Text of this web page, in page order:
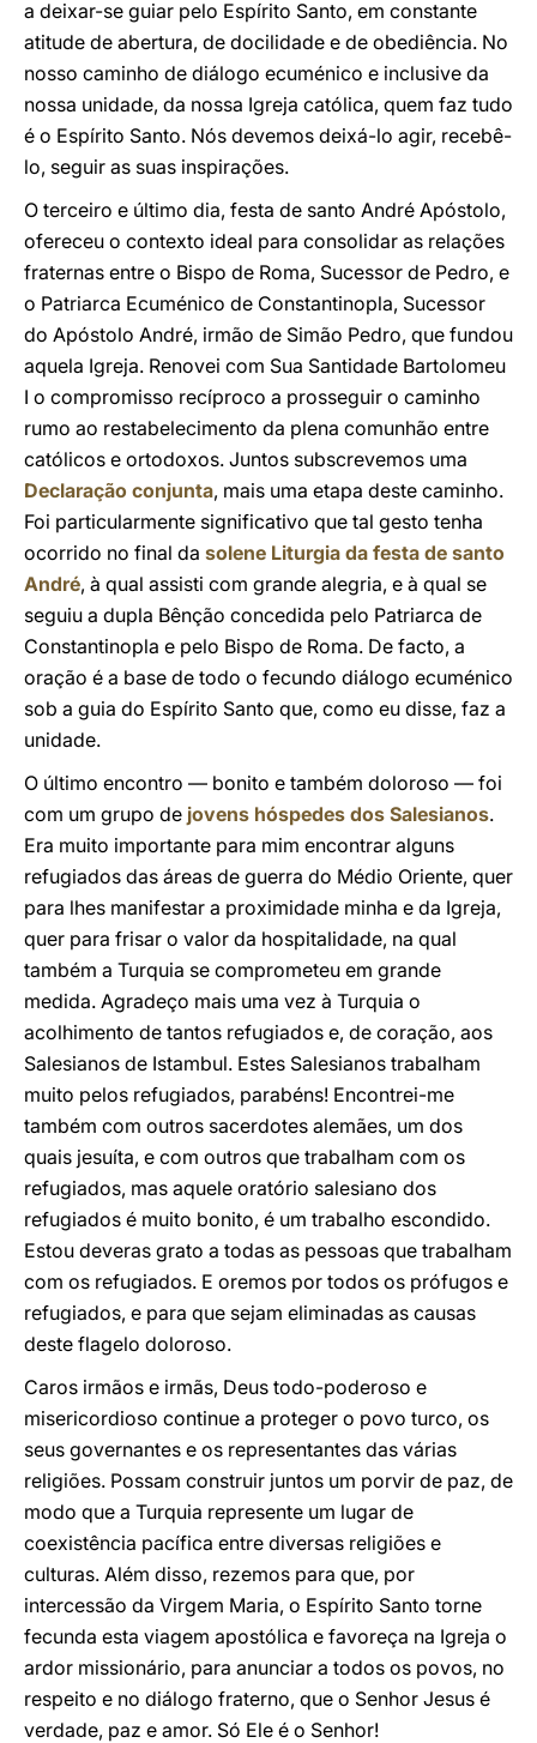
a deixar-se guiar pelo Espírito Santo, em constante
atitude de abertura, de docilidade e de obediência. No
nosso caminho de diálogo ecuménico e inclusive da
nossa unidade, da nossa Igreja católica, quem faz tudo
é o Espírito Santo. Nós devemos deixá-lo agir, recebê-
lo, seguir as suas inspirações.
O terceiro e último dia, festa de santo André Apóstolo,
ofereceu o contexto ideal para consolidar as relações
fraternas entre o Bispo de Roma, Sucessor de Pedro, e
o Patriarca Ecuménico de Constantinopla, Sucessor
do Apóstolo André, irmão de Simão Pedro, que fundou
aquela Igreja. Renovei com Sua Santidade Bartolomeu
I o compromisso recíproco a prosseguir o caminho
rumo ao restabelecimento da plena comunhão entre
católicos e ortodoxos. Juntos subscrevemos uma
Declaração conjunta, mais uma etapa deste caminho.
Foi particularmente significativo que tal gesto tenha
ocorrido no final da solene Liturgia da festa de santo
André, à qual assisti com grande alegria, e à qual se
seguiu a dupla Bênção concedida pelo Patriarca de
Constantinopla e pelo Bispo de Roma. De facto, a
oração é a base de todo o fecundo diálogo ecuménico
sob a guia do Espírito Santo que, como eu disse, faz a
unidade.
O último encontro — bonito e também doloroso — foi
com um grupo de jovens hóspedes dos Salesianos.
Era muito importante para mim encontrar alguns
refugiados das áreas de guerra do Médio Oriente, quer
para lhes manifestar a proximidade minha e da Igreja,
quer para frisar o valor da hospitalidade, na qual
também a Turquia se comprometeu em grande
medida. Agradeço mais uma vez à Turquia o
acolhimento de tantos refugiados e, de coração, aos
Salesianos de Istambul. Estes Salesianos trabalham
muito pelos refugiados, parabéns! Encontrei-me
também com outros sacerdotes alemães, um dos
quais jesuíta, e com outros que trabalham com os
refugiados, mas aquele oratório salesiano dos
refugiados é muito bonito, é um trabalho escondido.
Estou deveras grato a todas as pessoas que trabalham
com os refugiados. E oremos por todos os prófugos e
refugiados, e para que sejam eliminadas as causas
deste flagelo doloroso.
Caros irmãos e irmãs, Deus todo-poderoso e
misericordioso continue a proteger o povo turco, os
seus governantes e os representantes das várias
religiões. Possam construir juntos um porvir de paz, de
modo que a Turquia represente um lugar de
coexistência pacífica entre diversas religiões e
culturas. Além disso, rezemos para que, por
intercessão da Virgem Maria, o Espírito Santo torne
fecunda esta viagem apostólica e favoreça na Igreja o
ardor missionário, para anunciar a todos os povos, no
respeito e no diálogo fraterno, que o Senhor Jesus é
verdade, paz e amor. Só Ele é o Senhor!